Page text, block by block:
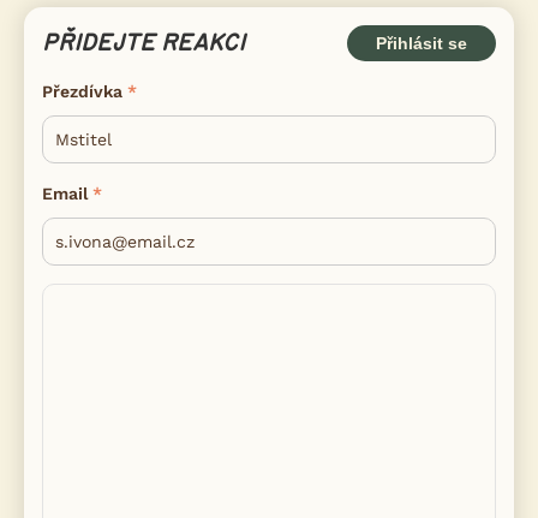
PŘIDEJTE REAKCI Přihlásit se
Přezdívka
Email